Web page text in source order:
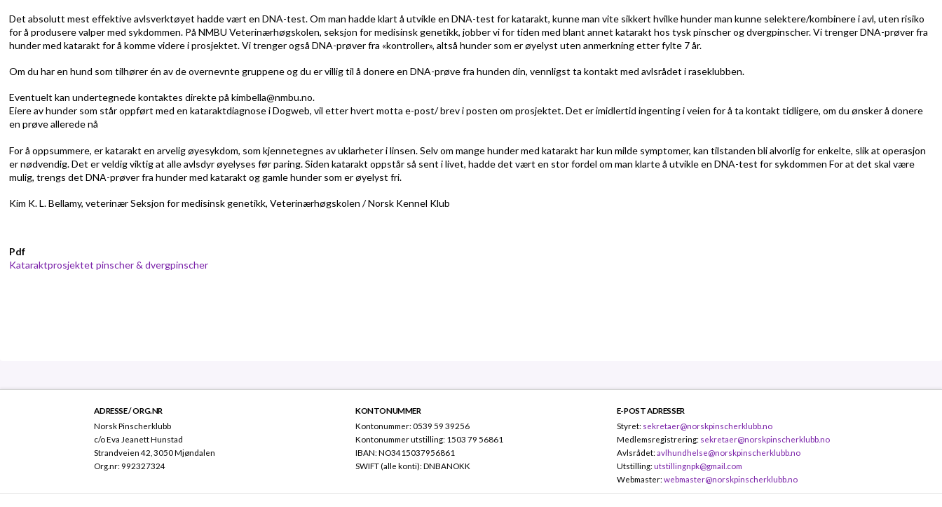
Det absolutt mest effektive avlsverktøyet hadde vært en DNA-test. Om man hadde klart å utvikle en DNA-test for katarakt, kunne man vite sikkert hvilke hunder man kunne selektere/kombinere i avl, uten risiko
for å produsere valper med sykdommen. På NMBU Veterinærhøgskolen, seksjon for medisinsk genetikk, jobber vi for tiden med blant annet katarakt hos tysk pinscher og dvergpinscher. Vi trenger DNA-prøver fra
hunder med katarakt for å komme videre i prosjektet.Vi trenger også DNA-prøver fra «kontroller», altså hunder som er øyelyst uten anmerkning etter fylte 7 år.
Om du har en hund som tilhører én av de overnevnte gruppene og du er villig til å donere en DNA-prøve fra hunden din, vennligst ta kontakt med avlsrådet i raseklubben.
Eventuelt kan undertegnede kontaktes direkte på kimbella@nmbu.no.
Eiere av hunder som står oppført med en kataraktdiagnose i Dogweb, vil etter hvert motta e-post/ brev i posten om prosjektet. Det er imidlertid ingenting i veien for å ta kontakt tidligere, om du ønsker å donere
en prøve allerede nå
For å oppsummere, er katarakt en arvelig øyesykdom, som kjennetegnes av uklarheter i linsen. Selv om mange hunder med katarakt har kun milde symptomer, kan tilstanden bli alvorlig for enkelte, slik at operasjon
er nødvendig. Det er veldig viktig at alle avlsdyr øyelyses før paring. Siden katarakt oppstår så sent i livet, hadde det vært en stor fordel om man klarte å utvikle en DNA-test for sykdommen For at det skal være
mulig, trengs det DNA-prøver fra hunder med katarakt og gamle hunder som er øyelyst fri.
​Kim K. L. Bellamy, veterinær Seksjon for medisinsk genetikk, Veterinærhøgskolen / Norsk Kennel Klub
Pdf
Kataraktprosjektet pinscher & dvergpinscher
ADRESSE / ORG.NR
Norsk Pinscherklubb
c/o Eva Jeanett Hunstad
Strandveien 42, 3050 Mjøndalen
Org.nr: 992327324
KONTONUMMER
Kontonummer: 0539 59 39256
Kontonummer utstilling: 1503 79 56861
IBAN: NO3415037956861
SWIFT (alle konti): DNBANOKK
E-POST ADRESSER
Styret: sekretaer@norskpinscherklubb.no
Medlemsregistrering: sekretaer@norskpinscherklubb.no
Avlsrådet:avlhundhelse@norskpinscherklubb.no
Utstilling:utstillingnpk@gmail.com
Webmaster:webmaster@norskpinscherklubb.no